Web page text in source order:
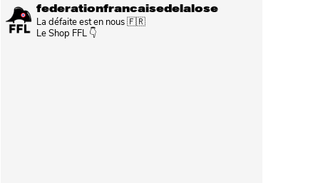
federationfrancaisedelalose
La défaite est en nous 🇫🇷
Le Shop FFL 👇